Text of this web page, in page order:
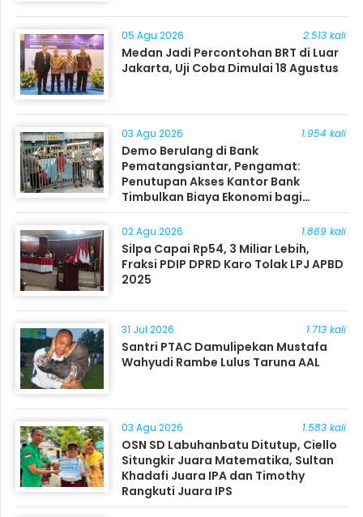
05 Agu 2026 2.513 kali
Medan Jadi Percontohan BRT di Luar
Jakarta, Uji Coba Dimulai 18 Agustus
03 Agu 2026 1.954 kali
Demo Berulang di Bank
Pematangsiantar, Pengamat:
Penutupan Akses Kantor Bank
Timbulkan Biaya Ekonomi bagi
Masyarakat
02 Agu 2026 1.869 kali
Silpa Capai Rp54, 3 Miliar Lebih,
Fraksi PDIP DPRD Karo Tolak LPJ APBD
2025
31 Jul 2026 1.713 kali
Santri PTAC Damulipekan Mustafa
Wahyudi Rambe Lulus Taruna AAL
03 Agu 2026 1.583 kali
OSN SD Labuhanbatu Ditutup, Ciello
Situngkir Juara Matematika, Sultan
Khadafi Juara IPA dan Timothy
Rangkuti Juara IPS